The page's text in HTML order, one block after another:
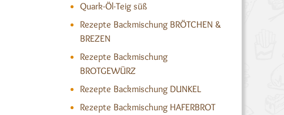
Quark-Öl-Teig süß
Rezepte Backmischung BRÖTCHEN &
BREZEN
Rezepte Backmischung
BROTGEWÜRZ
Rezepte Backmischung DUNKEL
Rezepte Backmischung HAFERBROT